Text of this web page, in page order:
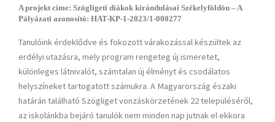
A projekt címe: Szögligeti diákok kirándulásai Székelyföldön – A
Pályázati azonosító: HAT-KP-1-2023/1-000277
Tanulóink érdeklődve és fokozott várakozással készültek az
erdélyi utazásra, mely program rengeteg új ismeretet,
különleges látnivalót, számtalan új élményt és csodálatos
helyszíneket tartogatott számukra. A Magyarország északi
határán található Szögliget vonzáskörzetének 22 településéről,
az iskolánkba bejáró tanulók nem minden nap jutnak el ekkora